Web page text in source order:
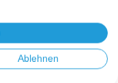
Ablehnen